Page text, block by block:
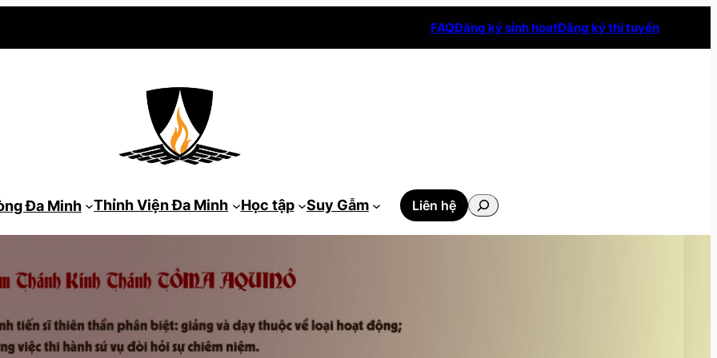
FAQĐăng ký sinh hoạtĐăng ký thi tuyển
Đa Minh Thỉnh Viện Đa Minh Học tập Suy Gẫm Liên hệ
Tìm
kiếm